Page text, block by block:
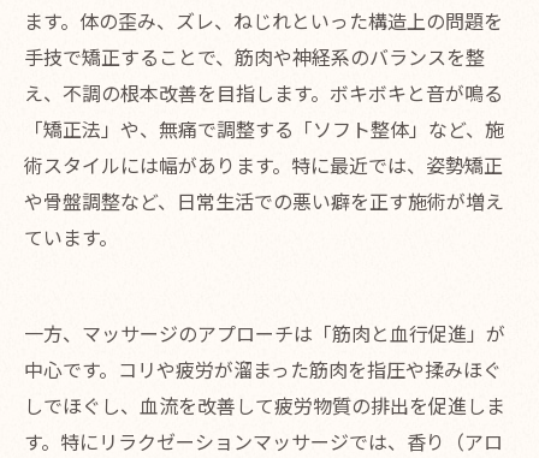
ます。体の歪み、ズレ、ねじれといった構造上の問題を
手技で矯正することで、筋肉や神経系のバランスを整
え、不調の根本改善を目指します。ボキボキと音が鳴る
「矯正法」や、無痛で調整する「ソフト整体」など、施
術スタイルには幅があります。特に最近では、姿勢矯正
や骨盤調整など、日常生活での悪い癖を正す施術が増え
ています。
一方、マッサージのアプローチは「筋肉と血行促進」が
中心です。コリや疲労が溜まった筋肉を指圧や揉みほぐ
しでほぐし、血流を改善して疲労物質の排出を促進しま
す。特にリラクゼーションマッサージでは、香り（アロ